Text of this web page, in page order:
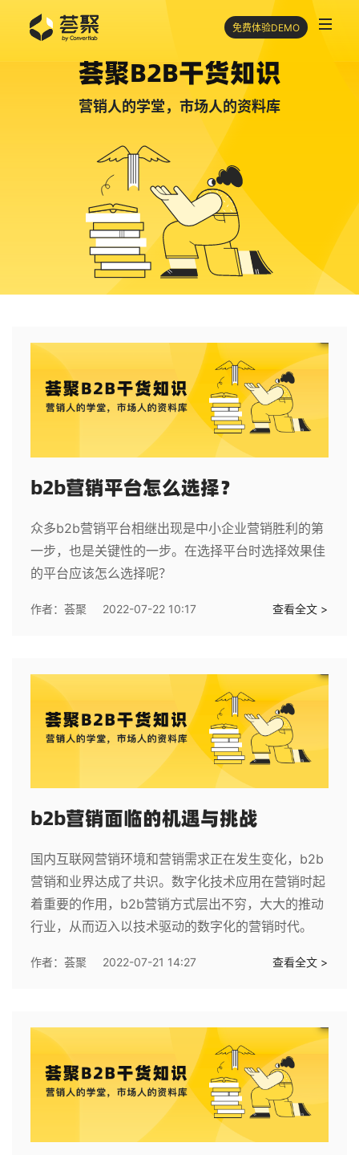
免费体验DEMO
荟聚B2B干货知识
营销人的学堂，市场人的资料库
b2b营销平台怎么选择？
众多b2b营销平台相继出现是中小企业营销胜利的第
一步，也是关键性的一步。在选择平台时选择效果佳
的平台应该怎么选择呢？
作者： 荟聚 2022-07-22 10:17 查看全文 >
b2b营销面临的机遇与挑战
国内互联网营销环境和营销需求正在发生变化，b2b
营销和业界达成了共识。数字化技术应用在营销时起
着重要的作用，b2b营销方式层出不穷，大大的推动
行业，从而迈入以技术驱动的数字化的营销时代。
作者： 荟聚 2022-07-21 14:27 查看全文 >